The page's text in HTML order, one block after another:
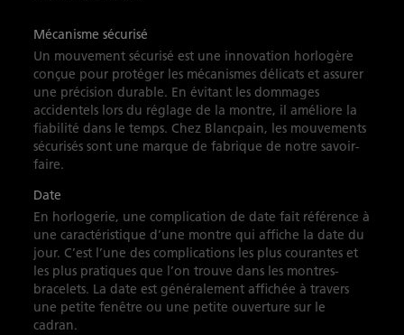
Mécanisme sécurisé
Un mouvement sécurisé est une innovation horlogère
conçue pour protéger les mécanismes délicats et assurer
une précision durable. En évitant les dommages
accidentels lors du réglage de la montre, il améliore la
fiabilité dans le temps. Chez Blancpain, les mouvements
sécurisés sont une marque de fabrique de notre savoir-
faire.
Date
En horlogerie, une complication de date fait référence à
une caractéristique d’une montre qui affiche la date du
jour. C’est l’une des complications les plus courantes et
les plus pratiques que l’on trouve dans les montres-
bracelets. La date est généralement affichée à travers
une petite fenêtre ou une petite ouverture sur le
cadran.